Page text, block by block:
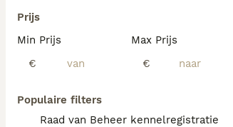
Prijs
Min Prijs
€
Max Prijs
€
Populaire filters
Raad van Beheer kennelregistratie